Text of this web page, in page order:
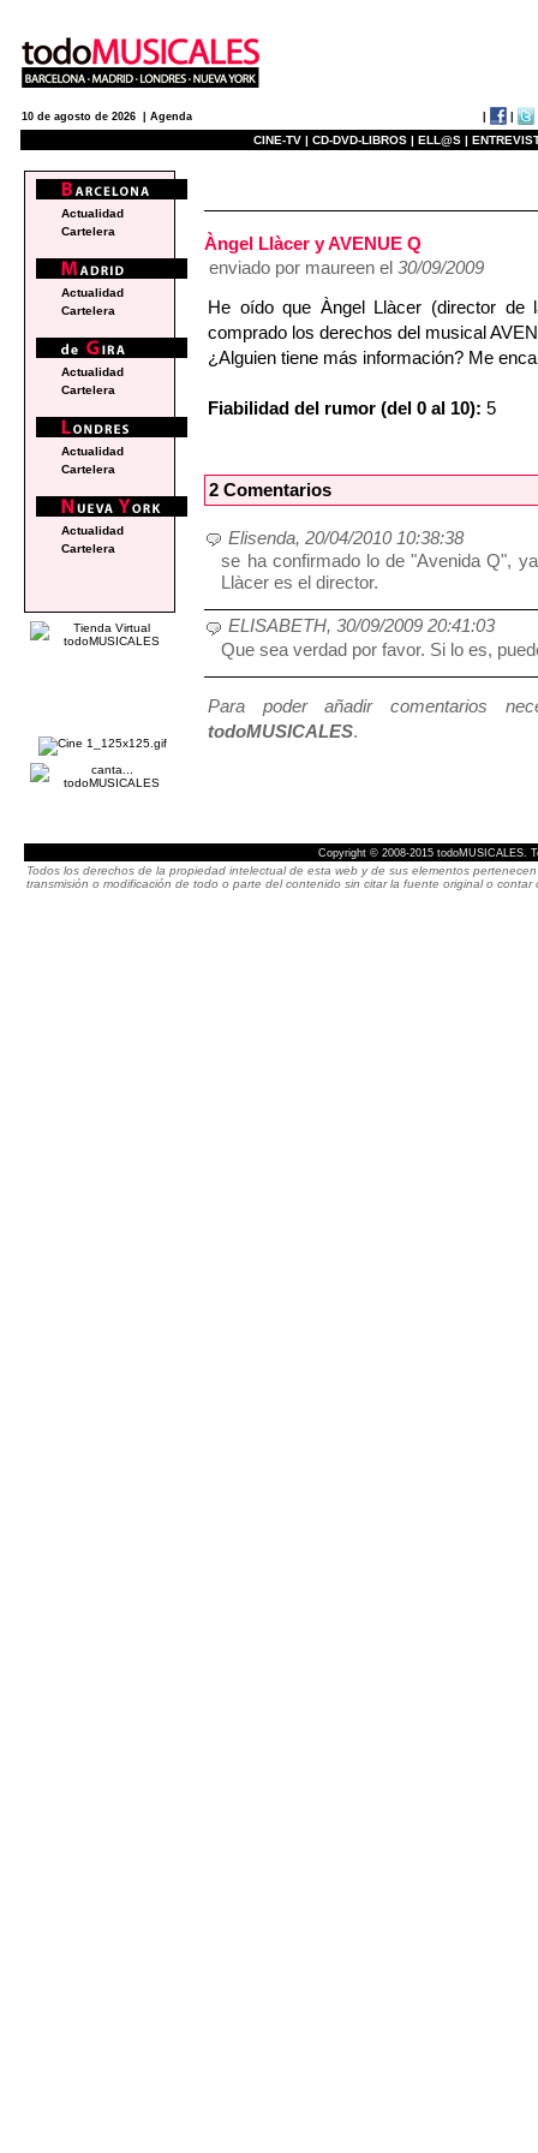
10 de agosto de 2026 | Agenda
CINE-TV | CD-DVD-LIBROS | ELL@S |
Àngel Llàcer y AVENUE Q
enviado por maureen el 30/09/2009
He oído que Àngel Llàcer (director
comprado los derechos del musical
¿Alguien tiene más información? Me
Fiabilidad del rumor (del 0 al 10): 5
2 Comentarios
Elisenda, 20/04/2010 10:38:38
se ha confirmado lo de "Avenida Q",
Llàcer es el director.
ELISABETH, 30/09/2009 20:41:03
Que sea verdad por favor. Si lo es,
Para poder añadir comentarios
todoMUSICALES.
Actualidad
Cartelera
Actualidad
Cartelera
Actualidad
Cartelera
Actualidad
Cartelera
Actualidad
Cartelera
Copyright © 2008-2015 todoMUSICALES.
Todos los derechos de la propiedad intelectual de esta web y de sus elementos
transmisión o modificación de todo o parte del contenido sin citar la fuente original o